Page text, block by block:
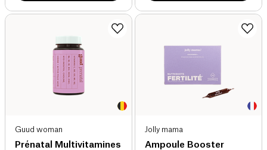
Guud woman
Prénatal Multivitamines
Jolly mama
Ampoule Booster